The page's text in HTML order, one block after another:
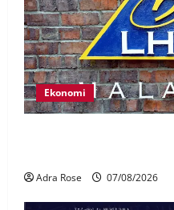
Ekonomi
Adra Rose 07/08/2026